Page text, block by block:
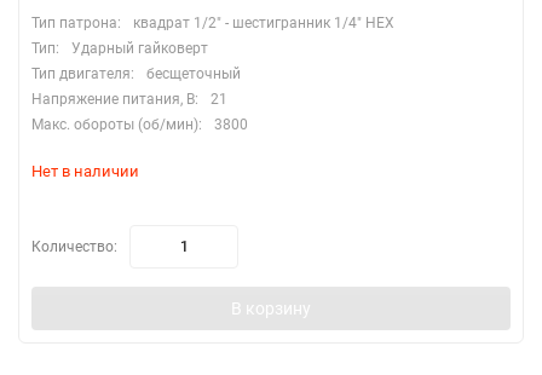
Тип патрона:
квадрат 1/2" - шестигранник 1/4" HEX
Тип:
Ударный гайковерт
Тип двигателя:
бесщеточный
Напряжение питания, В:
21
Макс. обороты (об/мин):
3800
Нет в наличии
Количество:
В корзину